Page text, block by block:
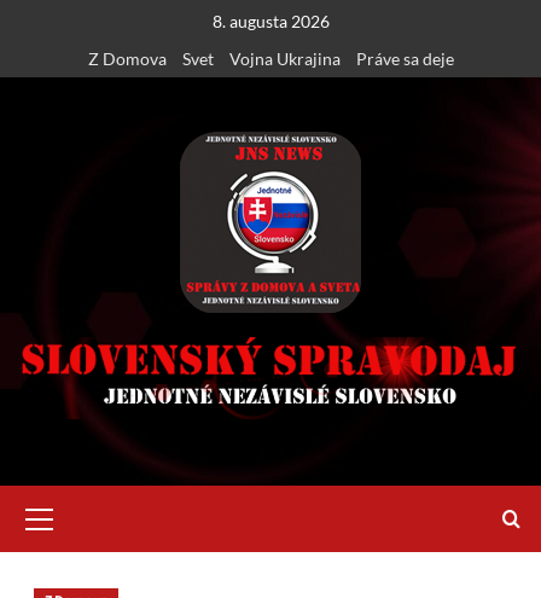
content
8. augusta 2026
Z Domova
Svet Vojna Ukrajina Práve sa deje
Menu